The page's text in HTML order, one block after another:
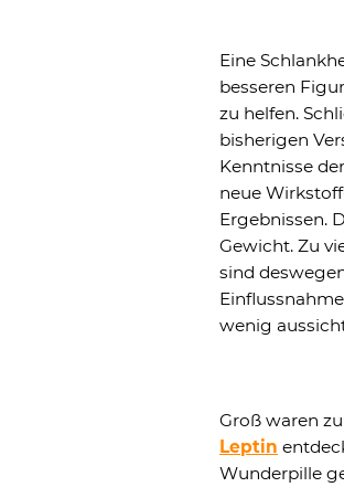
Eine
besseren
zu helfen.
bisherigen
Kenntnisse
neue
Ergebnissen.
Gewicht. Zu
sind
wenig
Groß waren
Leptin
Wunderpille